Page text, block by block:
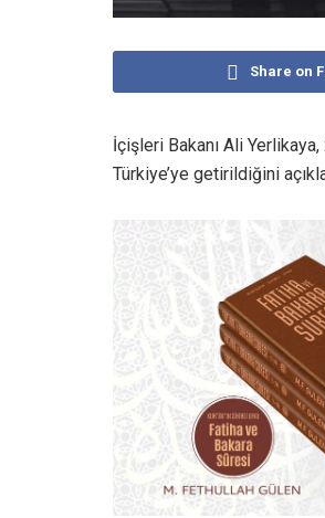
Share on
İçişleri Bakanı Ali
Türkiye’ye getirildiğini